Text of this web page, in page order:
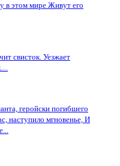
в этом мире Живут его
свисток. Уезжает
геройски погибшего
наступило мгновенье, И